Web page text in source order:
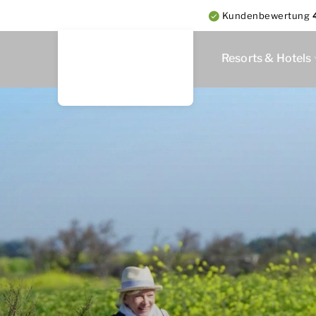
Kundenbewertung
Resorts & Hotels